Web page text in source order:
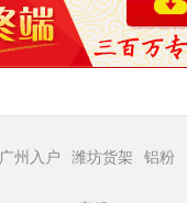
广州入户 潍坊货架 铝粉